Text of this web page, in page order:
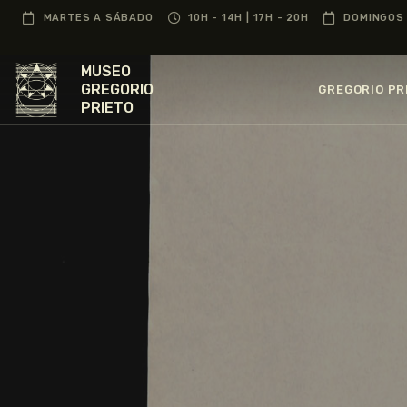
MARTES A SÁBADO 10H - 14H | 17H - 20H
MUSEO
GREGORIO
PRIETO
GREGORIO